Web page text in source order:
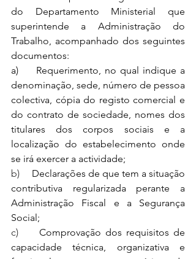
do Departamento Ministerial que
superintende a Administração do
Trabalho, acompanhado dos seguintes
documentos:
a)     Requerimento, no qual indique a
denominação, sede, número de pessoa
colectiva, cópia do registo comercial e
do contrato de sociedade, nomes dos
titulares dos corpos sociais e a
localização do estabelecimento onde
se irá exercer a actividade;
b) Declarações de que tem a situação
contributiva regularizada perante a
Administração Fiscal e a Segurança
Social;
c) Comprovação dos requisitos de
capacidade técnica, organizativa e